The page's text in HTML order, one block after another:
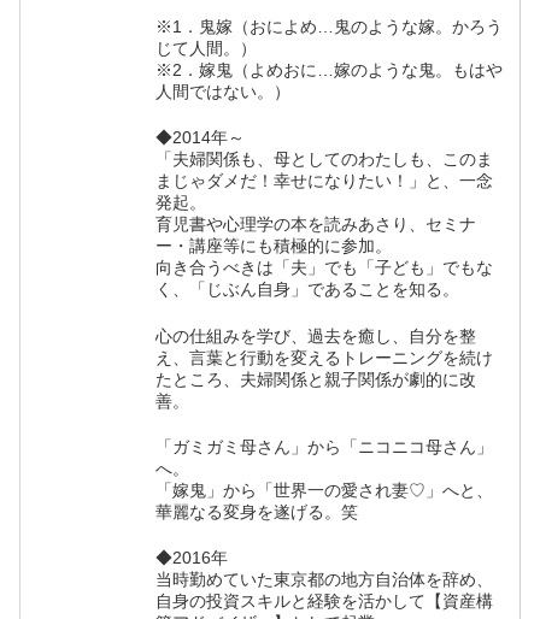
※1．鬼嫁（おによめ…鬼のような嫁。かろう
じて人間。）
※2．嫁鬼（よめおに…嫁のような鬼。もはや
人間ではない。）
◆2014年～
「夫婦関係も、母としてのわたしも、このま
まじゃダメだ！幸せになりたい！」と、一念
発起。
育児書や心理学の本を読みあさり、セミナ
ー・講座等にも積極的に参加。
向き合うべきは「夫」でも「子ども」でもな
く、「じぶん自身」であることを知る。
心の仕組みを学び、過去を癒し、自分を整
え、言葉と行動を変えるトレーニングを続け
たところ、夫婦関係と親子関係が劇的に改
善。
「ガミガミ母さん」から「ニコニコ母さん」
へ。
「嫁鬼」から「世界一の愛され妻♡」へと、
華麗なる変身を遂げる。笑
◆2016年
当時勤めていた東京都の地方自治体を辞め、
自身の投資スキルと経験を活かして【資産構